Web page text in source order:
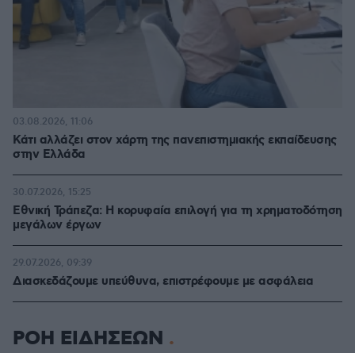
Κάτι αλλάζει στον χάρτη της πανεπιστημιακής εκπαίδευσης
στην Ελλάδα
03.08.2026, 11:06
Εθνική Τράπεζα: Η κορυφαία επιλογή για τη χρηματοδότηση
μεγάλων έργων
30.07.2026, 15:25
Διασκεδάζουμε υπεύθυνα, επιστρέφουμε με ασφάλεια
29.07.2026, 09:39
ΡΟΗ ΕΙΔΗΣΕΩΝ